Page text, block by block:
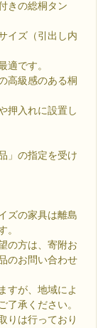
きの総桐タン
イズ（引出し内
適です。
高級感のある桐
押入れに設置し
」の指定を受け
ズの家具は離島
。
の方は、寄附お
のお問い合わせ
すが、地域によ
了承ください。
りは行っており